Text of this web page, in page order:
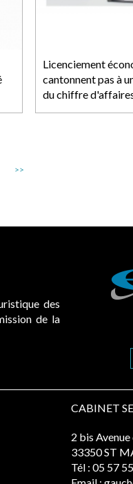
Licenciement
cantonnent pas à
du chiffre
>>
des
de la
CABINET
2 bis
33350 ST
Tél : 05 57